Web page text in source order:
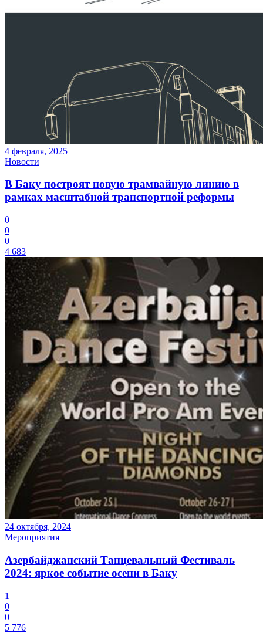
4 февраля, 2025
Новости
В Баку построят новую трамвайную линию в
рамках масштабной транспортной реформы
0
0
0
4 683
24 октября, 2024
Мероприятия
Азербайджанский Танцевальный Фестиваль
2024: яркое событие осени в Баку
1
0
0
5 776